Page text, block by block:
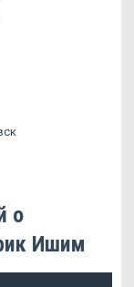
о
Ишим